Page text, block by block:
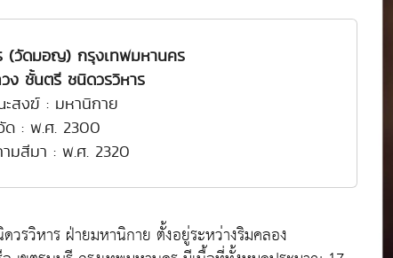
(วัดมอญ) กรุงเทพมหานคร
ง ชั้นตรี ชนิดวรวิหาร
สงฆ์ : มหานิกาย
ด : พ.ศ. 2300
มสีมา : พ.ศ. 2320
รวิหาร ฝ่ายมหานิกาย ตั้งอยู่ระหว่างริมคลอง